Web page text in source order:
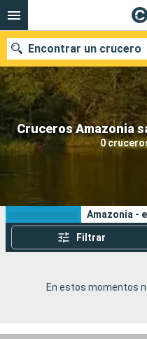
Cruceros Amazonia
0
Encontrar un crucero
Nuestros destinos
Fecha de salida
Amazonia -
Filtrar
En estos momentos